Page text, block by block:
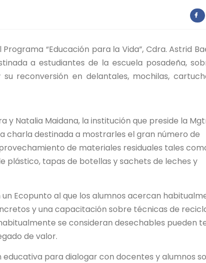
“Educación para la Vida”, Cdra. Astrid
a estudiantes de la escuela posadeña,
reconversión en delantales, mochilas,
y Natalia Maidana, la institución que preside la
charla destinada a mostrarles el gran número de
de materiales residuales tales
plástico, tapas de botellas y sachets de leches y
Ecopunto al que los alumnos acercan
y una capacitación sobre técnicas de
se consideran desechables pueden
de valor.
para dialogar con docentes y alumnos